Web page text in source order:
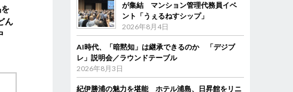
ん
が集結 マンション管理代務員イベ
ント「うぇるねすシップ」
2026年8月4日
AI時代、「暗黙知」は継承できるのか 「デジブ
レ」説明会／ラウンドテーブル
2026年8月3日
紀伊勝浦の魅力を堪能 ホテル浦島、日昇館をリニ